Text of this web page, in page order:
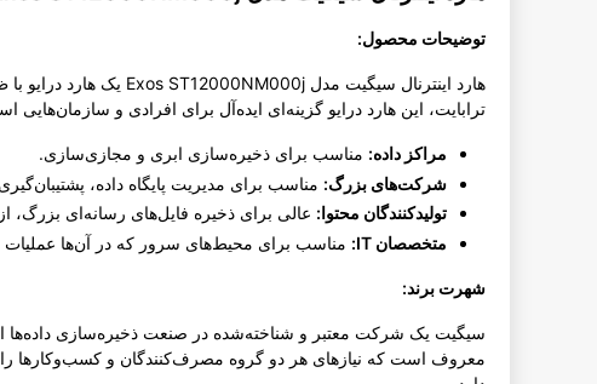
توضیحات محصول:
ترابایت، این هارد درایو گزینه‌ای ایده‌آل برای افرادی و
مراکز داده: مناسب برای ذخیره‌سازی ابری و مجازی‌سازی.
شرکت‌های بزرگ: مناسب برای مدیریت پایگاه داده،
تولیدکنندگان محتوا: عالی برای ذخیره فایل‌های رسانه‌ای بزرگ،
متخصصان IT:
مناسب برای محیط‌های سرور که در آن‌ها عملیات
شهرت برند:
سیگیت یک شرکت معتبر و شناخته‌شده در صنعت ذخیره‌سازی داده‌ها